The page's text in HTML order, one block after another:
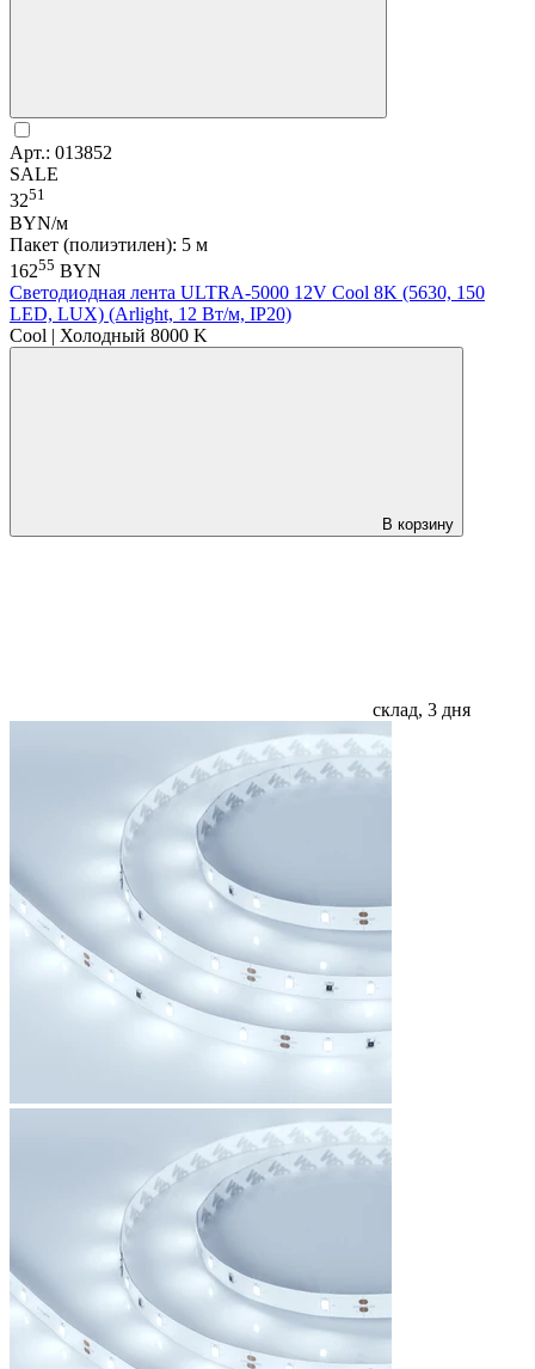
Арт.: 013852
SALE
3251
BYN/м
Пакет (полиэтилен): 5 м
16255 BYN
Светодиодная лента ULTRA-5000 12V Cool 8K (5630, 150
LED, LUX) (Arlight, 12 Вт/м, IP20)
Cool | Холодный 8000 K
В корзину
склад, 3 дня